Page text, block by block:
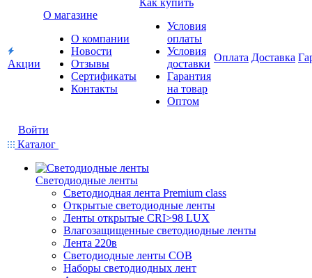
Акции
О магазине
О компании
Новости
Отзывы
Сертификаты
Контакты
Как купить
Условия
оплаты
Условия
доставки
Гарантия
на товар
Оптом
Оплата Доставка
Войти
Каталог
Светодиодные ленты
Светодиодная лента Premium class
Открытые светодиодные ленты
Ленты открытые CRI>98 LUX
Влагозащищенные светодиодные ленты
Лента 220в
Светодиодные ленты COB
Наборы светодиодных лент